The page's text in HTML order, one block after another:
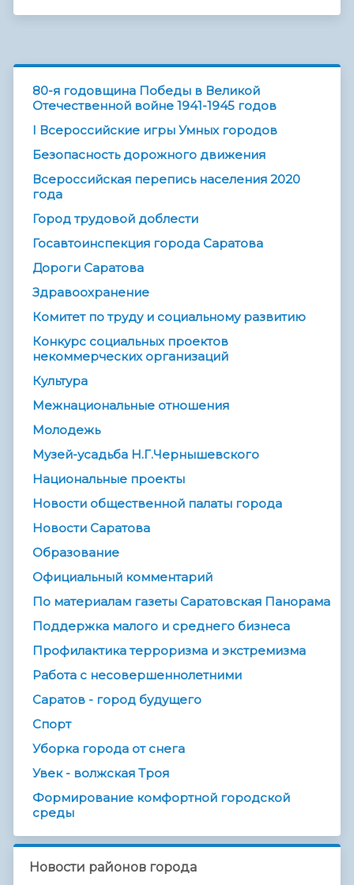
80-я годовщина Победы в Великой
Отечественной войне 1941-1945 годов
I Всероссийские игры Умных городов
Безопасность дорожного движения
Всероссийская перепись населения 2020
года
Город трудовой доблести
Госавтоинспекция города Саратова
Дороги Саратова
Здравоохранение
Комитет по труду и социальному развитию
Конкурс социальных проектов
некоммерческих организаций
Культура
Межнациональные отношения
Молодежь
Музей-усадьба Н.Г.Чернышевского
Национальные проекты
Новости общественной палаты города
Новости Саратова
Образование
Официальный комментарий
По материалам газеты Саратовская Панорама
Поддержка малого и среднего бизнеса
Профилактика терроризма и экстремизма
Работа с несовершеннолетними
Саратов - город будущего
Спорт
Уборка города от снега
Увек - волжская Троя
Формирование комфортной городской
среды
Новости районов города